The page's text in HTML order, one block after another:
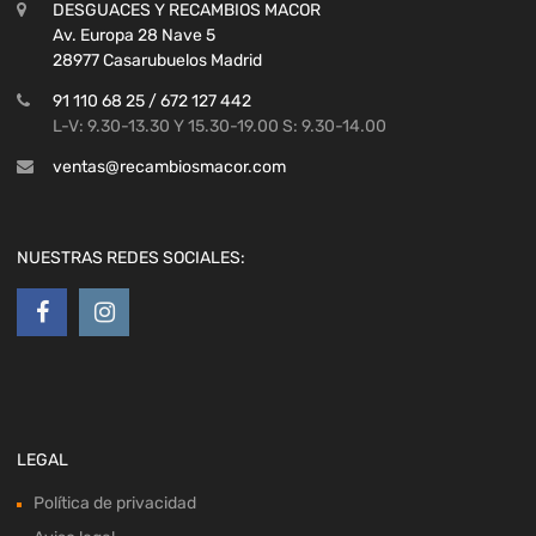
DESGUACES Y RECAMBIOS MACOR
Av. Europa 28 Nave 5
28977 Casarubuelos Madrid
91 110 68 25 / 672 127 442
L-V: 9.30-13.30 Y 15.30-19.00 S: 9.30-14.00
ventas@recambiosmacor.com
NUESTRAS REDES SOCIALES:
LEGAL
Política de privacidad